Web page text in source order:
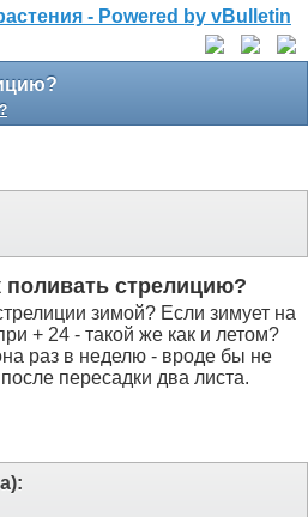
поливать стрелицию?
зимой? Если зимует на
+ 24 - такой же как и летом?
раз в неделю - вроде бы не
пересадки два листа.